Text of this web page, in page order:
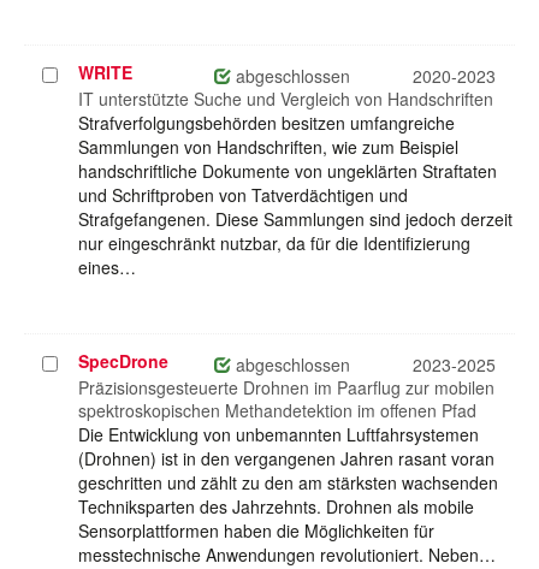
Projekt
auswählen
WRITE abgeschlossen
2020-2023
IT unterstützte Suche und Vergleich von Handschriften
Strafverfolgungsbehörden besitzen umfangreiche
Sammlungen von Handschriften, wie zum Beispiel
handschriftliche Dokumente von ungeklärten Straftaten
und Schriftproben von Tatverdächtigen und
Strafgefangenen. Diese Sammlungen sind jedoch derzeit
nur eingeschränkt nutzbar, da für die Identifizierung
eines…
Projekt
auswählen
SpecDrone abgeschlossen
2023-2025
Präzisionsgesteuerte Drohnen im Paarflug zur mobilen
spektroskopischen Methandetektion im offenen Pfad
Die Entwicklung von unbemannten Luftfahrsystemen
(Drohnen) ist in den vergangenen Jahren rasant voran
geschritten und zählt zu den am stärksten wachsenden
Techniksparten des Jahrzehnts. Drohnen als mobile
Sensorplattformen haben die Möglichkeiten für
messtechnische Anwendungen revolutioniert. Neben…